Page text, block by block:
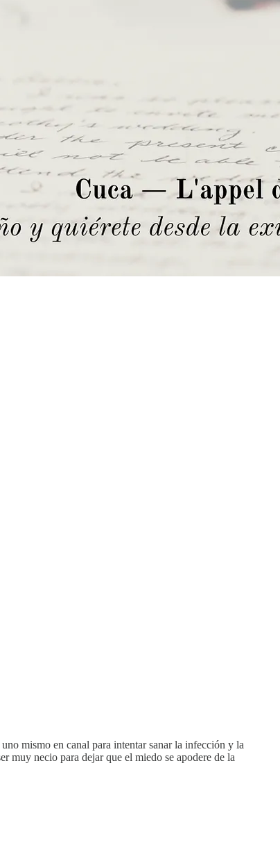
mismo en canal para intentar sanar la infección y la
muy necio para dejar que el miedo se apodere de la